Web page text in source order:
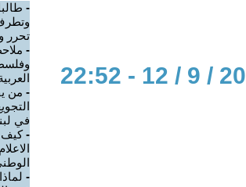
-
تحرر
-
- من
في
-كيف
-